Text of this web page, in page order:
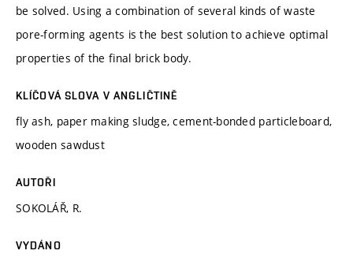
be solved. Using a combination of several kinds of waste
pore-forming agents is the best solution to achieve optimal
properties of the final brick body.
KLÍČOVÁ SLOVA V ANGLIČTINĚ
fly ash, paper making sludge, cement-bonded particleboard,
wooden sawdust
AUTOŘI
SOKOLÁŘ, R.
VYDÁNO